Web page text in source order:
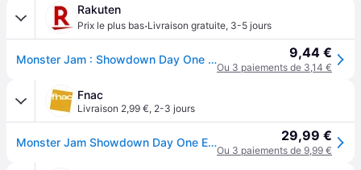
Rakuten
Prix le plus bas·Livraison gratuite, 3-5 jours
Monster Jam : Showdown Day One Edition Xbox Serie S/X 9,44 €
Ou 3 paiements de 3,14 €
Fnac
Livraison 2,99 €, 2-3 jours
Monster Jam Showdown Day One Edition Xbox 29,99 €
Ou 3 paiements de 9,99 €